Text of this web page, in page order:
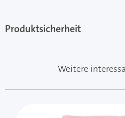
Produktsicherheit
Weitere